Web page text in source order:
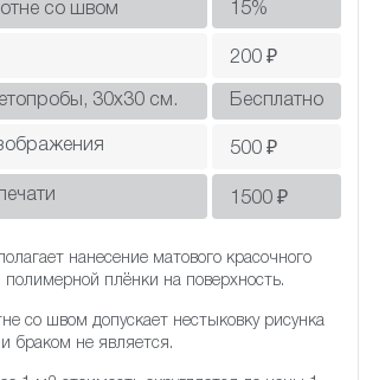
со швом 15%
200 ₽
30х30 см. Бесплатно
500 ₽
1500 ₽
нанесение матового красочного
полимерной плёнки на поверхность.
со швом допускает нестыковку рисунка
браком не является.